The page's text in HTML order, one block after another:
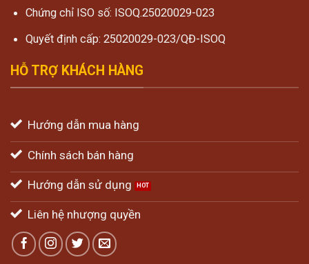
Chứng chỉ ISO số: ISOQ.25020029-023
Quyết định cấp: 25020029-023/QĐ-ISOQ
HỖ TRỢ KHÁCH HÀNG
Hướng dẫn mua hàng
Chính sách bán hàng
Hướng dẫn sử dụng
Liên hệ nhượng quyền